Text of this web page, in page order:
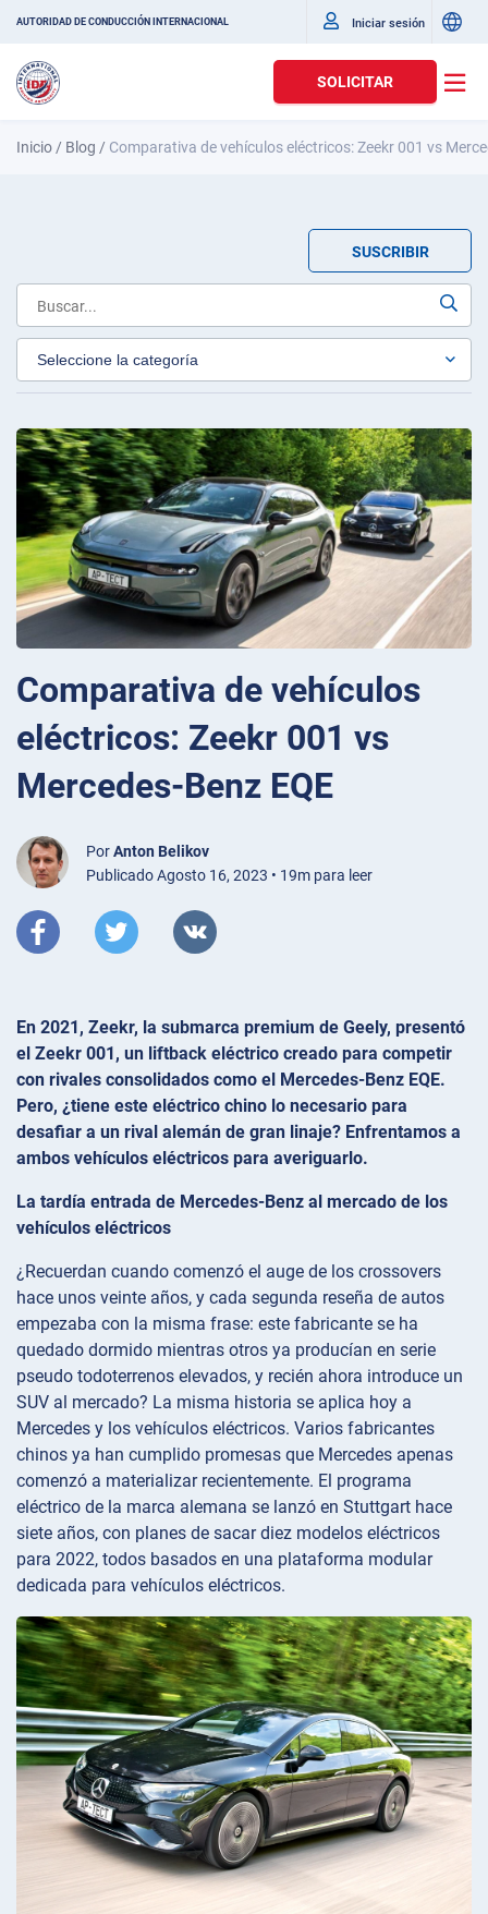
AUTORIDAD DE CONDUCCIÓN INTERNACIONAL Iniciar sesión
SOLICITAR
Inicio / Blog / Comparativa de vehículos eléctricos: Zeekr 001 vs
SUSCRIBIR
Comparativa de vehículos
eléctricos: Zeekr 001 vs
Mercedes-Benz EQE
PorAnton Belikov
Publicado Agosto 16, 2023 • 19m para leer
En 2021, Zeekr, la submarca premium de Geely, presentó
el Zeekr 001, un liftback eléctrico creado para competir
con rivales consolidados como el Mercedes-Benz EQE.
Pero, ¿tiene este eléctrico chino lo necesario para
desafiar a un rival alemán de gran linaje? Enfrentamos a
ambos vehículos eléctricos para averiguarlo.
La tardía entrada de Mercedes-Benz al mercado de los
vehículos eléctricos
¿Recuerdan cuando comenzó el auge de los crossovers
hace unos veinte años, y cada segunda reseña de autos
empezaba con la misma frase: este fabricante se ha
quedado dormido mientras otros ya producían en serie
pseudo todoterrenos elevados, y recién ahora introduce un
SUV al mercado? La misma historia se aplica hoy a
Mercedes y los vehículos eléctricos. Varios fabricantes
chinos ya han cumplido promesas que Mercedes apenas
comenzó a materializar recientemente. El programa
eléctrico de la marca alemana se lanzó en Stuttgart hace
siete años, con planes de sacar diez modelos eléctricos
para 2022, todos basados en una plataforma modular
dedicada para vehículos eléctricos.